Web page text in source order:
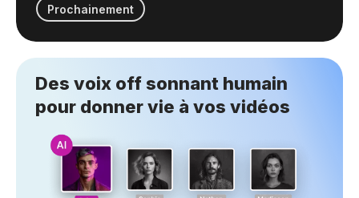
Des voix off sonnant humain
pour donner vie à vos vidéos
Prochainement